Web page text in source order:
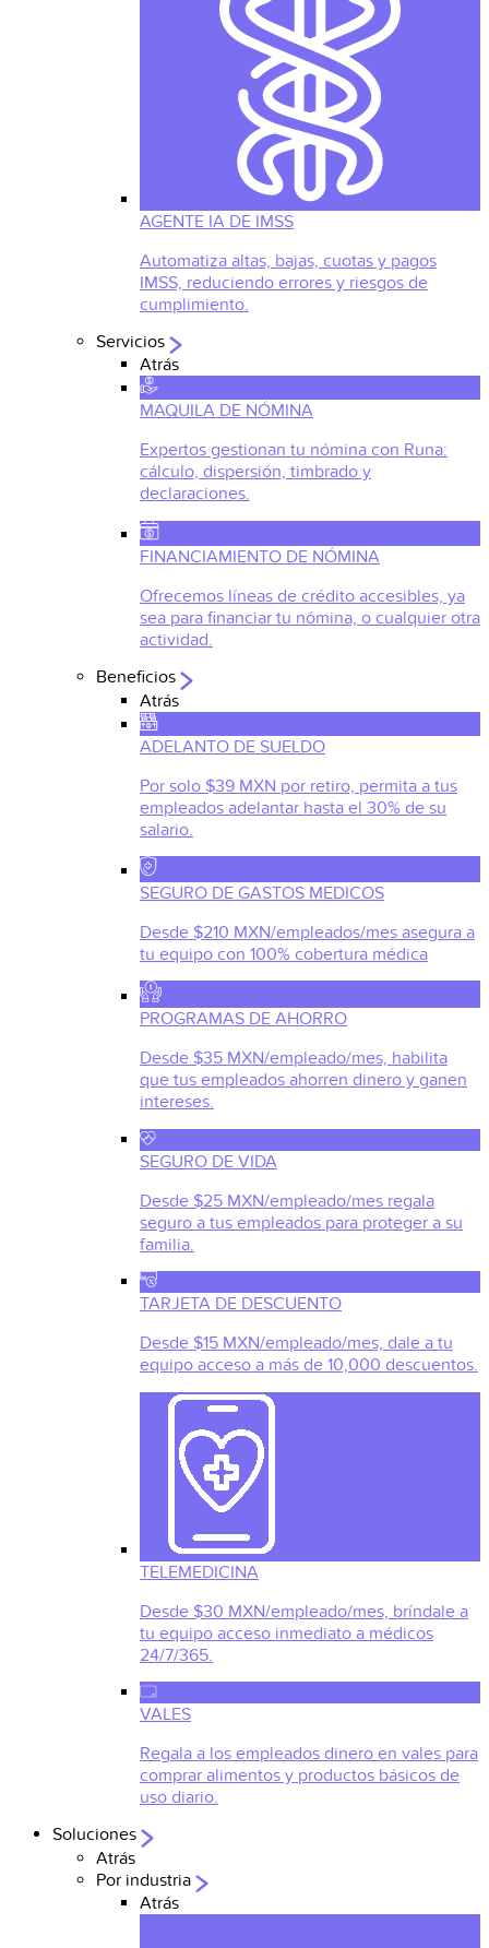
AGENTE IA DE IMSS
Automatiza altas, bajas, cuotas y pagos
IMSS, reduciendo errores y riesgos de
cumplimiento.
Servicios
Atrás
MAQUILA DE NÓMINA
Expertos gestionan tu nómina con Runa:
cálculo, dispersión, timbrado y
declaraciones.
FINANCIAMIENTO DE NÓMINA
Ofrecemos líneas de crédito accesibles, ya
sea para financiar tu nómina, o cualquier otra
actividad.
Beneficios
Atrás
ADELANTO DE SUELDO
Por solo $39 MXN por retiro, permita a tus
empleados adelantar hasta el 30% de su
salario.
SEGURO DE GASTOS MEDICOS
Desde $210 MXN/empleados/mes asegura a
tu equipo con 100% cobertura médica
PROGRAMAS DE AHORRO
Desde $35 MXN/empleado/mes, habilita
que tus empleados ahorren dinero y ganen
intereses.
SEGURO DE VIDA
Desde $25 MXN/empleado/mes regala
seguro a tus empleados para proteger a su
familia.
TARJETA DE DESCUENTO
Desde $15 MXN/empleado/mes, dale a tu
equipo acceso a más de 10,000 descuentos.
TELEMEDICINA
Desde $30 MXN/empleado/mes, bríndale a
tu equipo acceso inmediato a médicos
24/7/365.
VALES
Regala a los empleados dinero en vales para
comprar alimentos y productos básicos de
uso diario.
Soluciones
Atrás
Por industria
Atrás